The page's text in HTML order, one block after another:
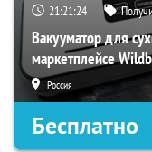
21:21:23
Вакууматор для
маркетплейсе
Россия
Бесплатно